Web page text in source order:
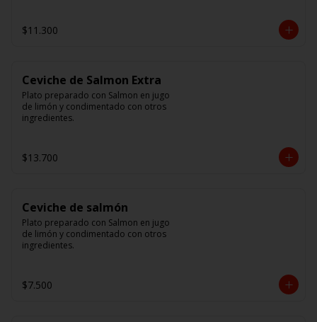
$11.300
Ceviche de Salmon Extra
Plato preparado con Salmon en jugo
de limón y condimentado con otros
ingredientes.
$13.700
Ceviche de salmón
Plato preparado con Salmon en jugo
de limón y condimentado con otros
ingredientes.
$7.500